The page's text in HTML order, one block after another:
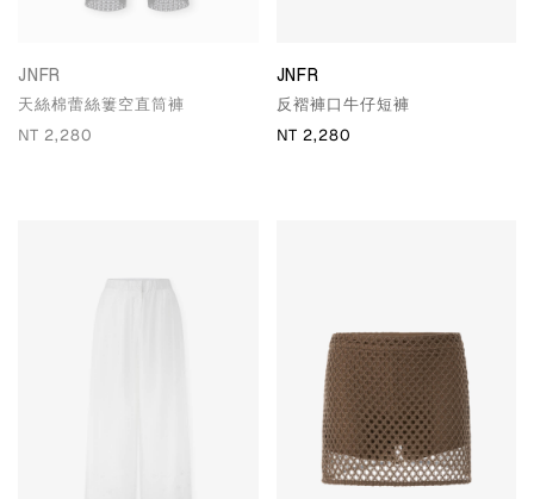
JNFR
天絲棉蕾絲簍空直筒褲
NT 2,280
JNFR
反褶褲口牛仔短褲
NT 2,280